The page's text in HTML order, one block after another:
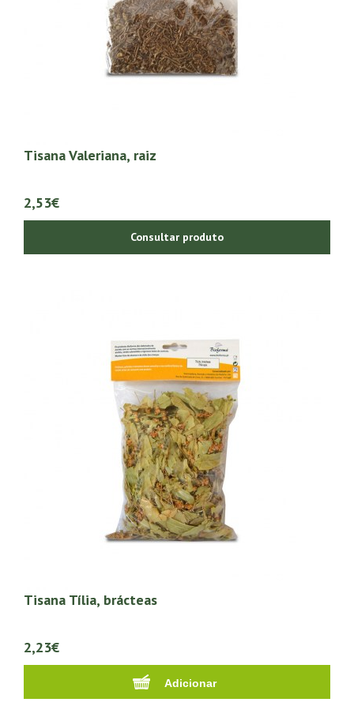
Tisana Valeriana, raiz
2,53€
Consultar produto
Tisana Tília, brácteas
2,23€